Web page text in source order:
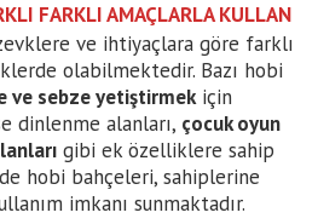
FARKLI AMAÇLARLA KULLAN
ve ihtiyaçlara göre farklı
olabilmektedir. Bazı hobi
ve sebze yetiştirmekiçin
dinlenme alanları, çocuk oyun
gibi ek özelliklere sahip
hobi bahçeleri, sahiplerine
imkanı sunmaktadır.